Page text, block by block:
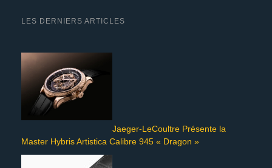
LES DERNIERS ARTICLES
Jaeger-LeCoultre Présente la
Master Hybris Artistica Calibre 945 « Dragon »